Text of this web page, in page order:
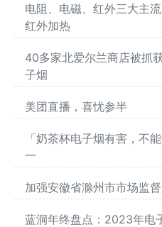
电阻、电磁、红外三大主
红外加热
40多家北爱尔兰商店被抓
子烟
美团直播，喜忧参半
「奶茶杯电子烟有害，不
一
加强安徽省滁州市市场监
蓝洞年终盘点：2023年电